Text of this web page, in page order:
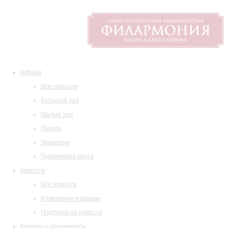
Афиша
Все события
Большой зал
Малый зал
Лекции
Экскурсии
Пушкинская карта
Новости
Все новости
Изменения в афише
Подписка на новости
Билеты и абонементы